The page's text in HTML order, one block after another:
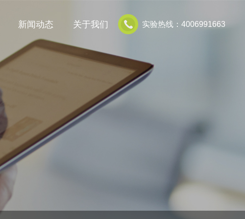
实验热线：4006991663
新闻动态 关于我们